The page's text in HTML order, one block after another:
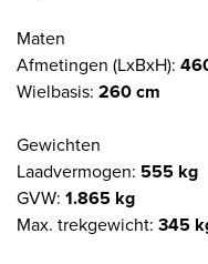
Maten
Afmetingen (LxBxH):
Wielbasis: 260 cm
Gewichten
Laadvermogen: 555 kg
GVW: 1.865 kg
Max. trekgewicht: 345